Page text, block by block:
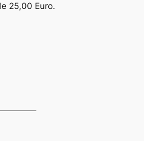
25,00 Euro.